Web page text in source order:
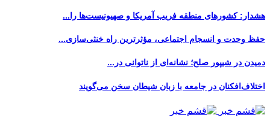
هشدار: کشورهای منطقه فریب آمریکا و صهیونیست‌ها را...
حفظ وحدت و انسجام اجتماعی، مؤثرترین راه خنثی‌سازی...
دمیدن در شیپور صلح؛ نشانه‌ای از ناتوانی در...
اختلاف‌افکنان در جامعه با زبان شیطان سخن می‌گویند